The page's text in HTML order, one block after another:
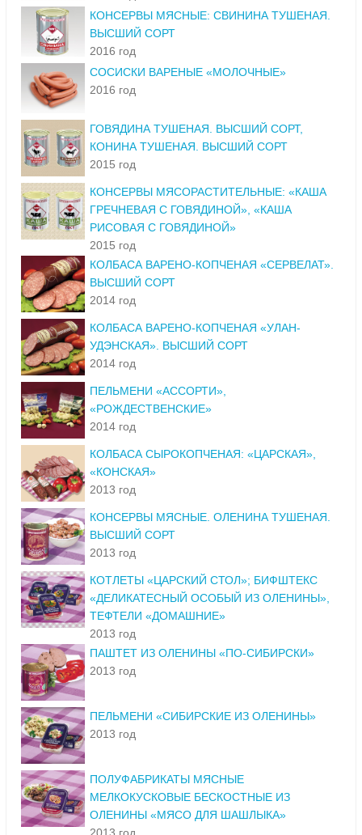
КОНСЕРВЫ МЯСНЫЕ: СВИНИНА ТУШЕНАЯ.
ВЫСШИЙ СОРТ
2016 год
СОСИСКИ ВАРЕНЫЕ «МОЛОЧНЫЕ»
2016 год
ГОВЯДИНА ТУШЕНАЯ. ВЫСШИЙ СОРТ,
КОНИНА ТУШЕНАЯ. ВЫСШИЙ СОРТ
2015 год
КОНСЕРВЫ МЯСОРАСТИТЕЛЬНЫЕ: «КАША
ГРЕЧНЕВАЯ С ГОВЯДИНОЙ», «КАША
РИСОВАЯ С ГОВЯДИНОЙ»
2015 год
КОЛБАСА ВАРЕНО-КОПЧЕНАЯ «СЕРВЕЛАТ».
ВЫСШИЙ СОРТ
2014 год
КОЛБАСА ВАРЕНО-КОПЧЕНАЯ «УЛАН-
УДЭНСКАЯ». ВЫСШИЙ СОРТ
2014 год
ПЕЛЬМЕНИ «АССОРТИ»,
«РОЖДЕСТВЕНСКИЕ»
2014 год
КОЛБАСА СЫРОКОПЧЕНАЯ: «ЦАРСКАЯ»,
«КОНСКАЯ»
2013 год
КОНСЕРВЫ МЯСНЫЕ. ОЛЕНИНА ТУШЕНАЯ.
ВЫСШИЙ СОРТ
2013 год
КОТЛЕТЫ «ЦАРСКИЙ СТОЛ»; БИФШТЕКС
«ДЕЛИКАТЕСНЫЙ ОСОБЫЙ ИЗ ОЛЕНИНЫ»,
ТЕФТЕЛИ «ДОМАШНИЕ»
2013 год
ПАШТЕТ ИЗ ОЛЕНИНЫ «ПО-СИБИРСКИ»
2013 год
ПЕЛЬМЕНИ «СИБИРСКИЕ ИЗ ОЛЕНИНЫ»
2013 год
ПОЛУФАБРИКАТЫ МЯСНЫЕ
МЕЛКОКУСКОВЫЕ БЕСКОСТНЫЕ ИЗ
ОЛЕНИНЫ «МЯСО ДЛЯ ШАШЛЫКА»